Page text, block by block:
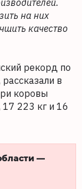
на них
качество
рекорд по
в
коровы
223 кг и 16
—